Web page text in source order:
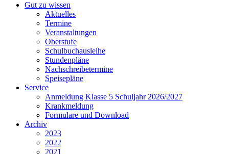
Gut zu wissen
Aktuelles
Termine
Veranstaltungen
Oberstufe
Schulbuchausleihe
Stundenpläne
Nachschreibetermine
Speisepläne
Service
Anmeldung Klasse 5 Schuljahr 2026/2027
Krankmeldung
Formulare und Download
Archiv
2023
2022
2021